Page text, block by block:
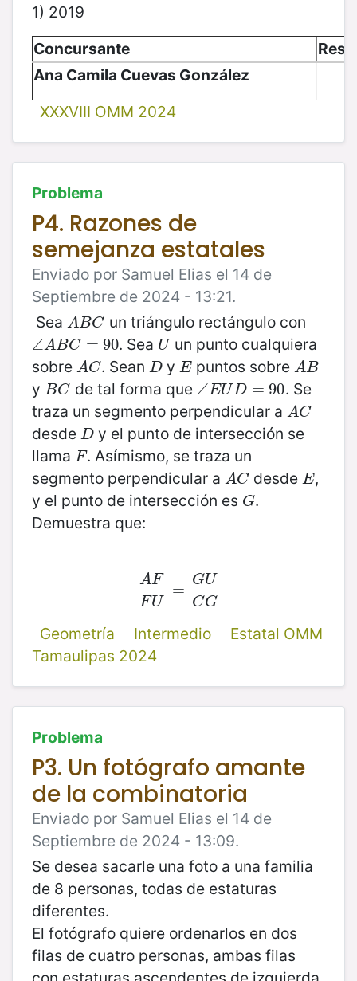
1) 2019
Concursante
Ana Camila Cuevas González
XXXVIII OMM 2024
Problema
P4. Razones de
semejanza estatales
Enviado por Samuel Elias el 14 de
Septiembre de 2024 - 13:21.
Sea ABC
ABC
un triángulo rectángulo con
∠ABC = 90
∠ABC= 90 . Sea U
U un punto cualquiera
sobre AC
AC . Sean D
Dy E
E puntos sobre AB
AB
y BC
BC de tal forma que ∠EUD = 90
∠EUD= 90
. Se
traza un segmento perpendicular a AC
AC
desde D
Dy el punto de intersección se
llama F
F. Asímismo, se traza un
segmento perpendicular a AC
AC desde E
E ,
y el punto de intersección es G
G.
Demuestra que:
AF
FU
=
GU
CG
AFFU= GUC
Geometría Intermedio
Estatal OMM
Tamaulipas 2024
Problema
P3. Un fotógrafo amante
de la combinatoria
Enviado por Samuel Elias el 14 de
Septiembre de 2024 - 13:09.
Se desea sacarle una foto a una familia
de 8 personas, todas de estaturas
diferentes.
El fotógrafo quiere ordenarlos en dos
filas de cuatro personas, ambas filas